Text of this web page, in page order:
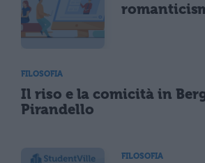
FILOSOFIA
Il riso e la comicità in
Pirandello
FILOSOFIA